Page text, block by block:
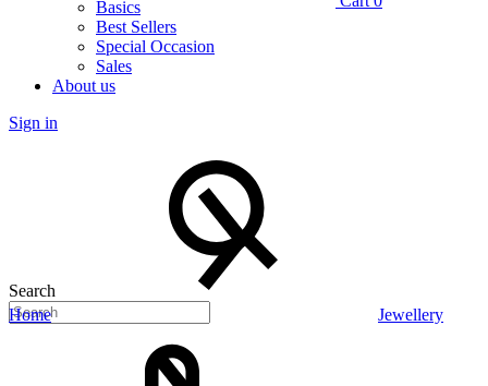
Basics
Best Sellers
Special Occasion
Sales
About us
Sign in
Search
Home Jewellery